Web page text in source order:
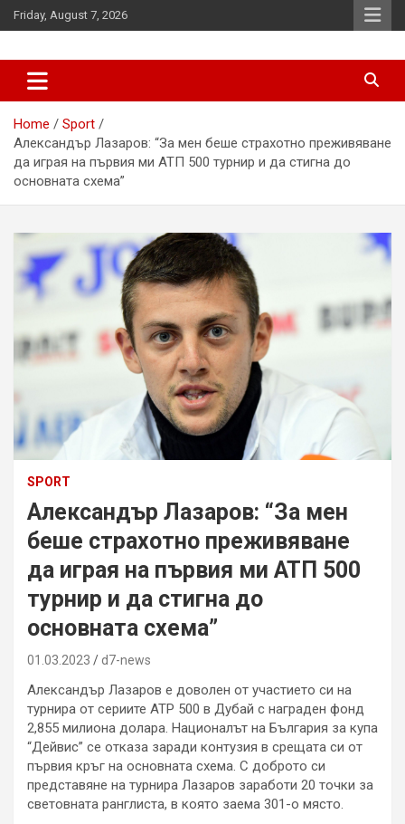
Skip
to
Friday, August 7, 2026
d7-news.com
Home
Sport
Александър Лазаров: “За мен беше страхотно преживяване
да играя на първия ми АТП 500 турнир и да стигна до
основната схема”
SPORT
Александър Лазаров: “За мен
беше страхотно преживяване
да играя на първия ми АТП 500
турнир и да стигна до
основната схема”
01.03.2023 d7-news
Александър Лазаров е доволен от участието си на
турнира от сериите ATP 500 в Дубай с награден фонд
2,855 милиона долара. Националът на България за купа
“Дейвис” се отказа заради контузия в срещата си от
първия кръг на основната схема. С доброто си
представяне на турнира Лазаров заработи 20 точки за
световната ранглиста, в която заема 301-о място.